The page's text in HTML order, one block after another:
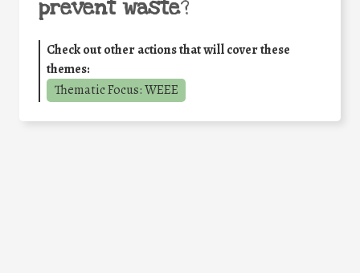
prevent waste?
Check out other actions that will cover these
themes:
Thematic Focus: WEEE